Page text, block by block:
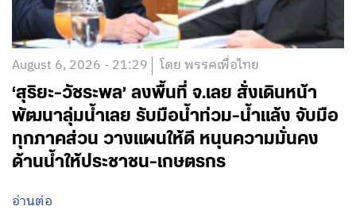
August 6, 2026 - 21:29 โดย พรรคเพื่อไทย
‘สุริยะ-วัชระพล’ ลงพื้นที่ จ.เลย สั่งเดินหน้า
พัฒนาลุ่มน้ำเลย รับมือน้ำท่วม-น้ำแล้ง จับมือ
ทุกภาคส่วน วางแผนให้ดี หนุนความมั่นคง
ด้านน้ำให้ประชาชน-เกษตรกร
อ่านต่อ